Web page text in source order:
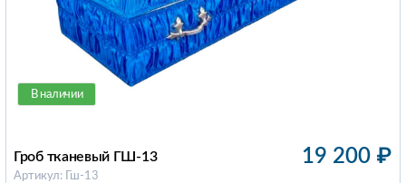
В наличии
Гроб тканевый ГШ-13
Артикул: Гш-13
19 200 ₽